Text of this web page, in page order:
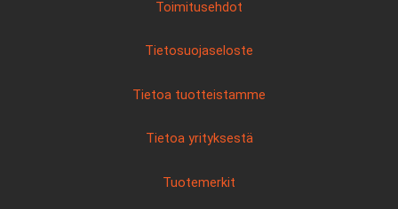
Toimitusehdot
Tietosuojaseloste
Tietoa tuotteistamme
Tietoa yrityksestä
Tuotemerkit